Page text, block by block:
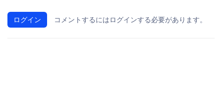
ログイン コメントするにはログインする必要があります。